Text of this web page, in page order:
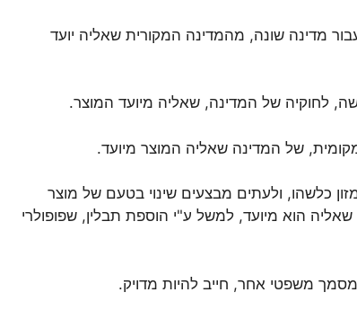
מדינה שונה, מהמדינה המקורית שאליה יועד
לחוקיה של המדינה, שאליה מיועד המוצר.
של המדינה שאליה המוצר מיועד.
כלשהו, ולעתים מבצעים שינוי בטעם של מוצר
הוא מיועד, למשל ע"י הוספת תבלין, שפופולרי
משפטי אחר, חייב להיות מדויק.